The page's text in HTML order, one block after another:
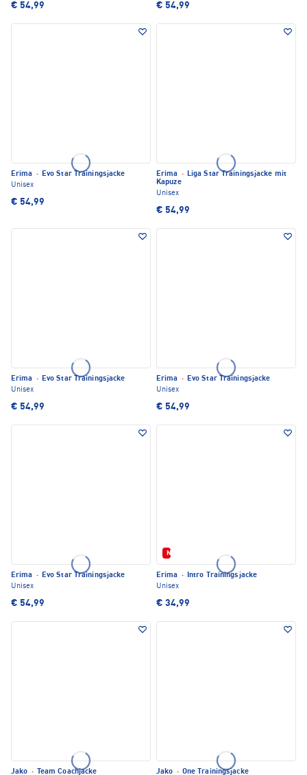
€ 54,99 € 54,99
Erima · Evo Star Trainingsjacke
Unisex
€ 54,99
Erima · Liga Star Trainingsjacke mit
Kapuze
Unisex
€ 54,99
Erima · Evo Star Trainingsjacke
Unisex
€ 54,99
Erima · Evo Star Trainingsjacke
Unisex
€ 54,99
Erima · Evo Star Trainingsjacke
Unisex
€ 54,99
Neu
Erima · Intro Trainingsjacke
Unisex
€ 34,99
Jako · Team Coachjacke Jako · One Trainingsjacke